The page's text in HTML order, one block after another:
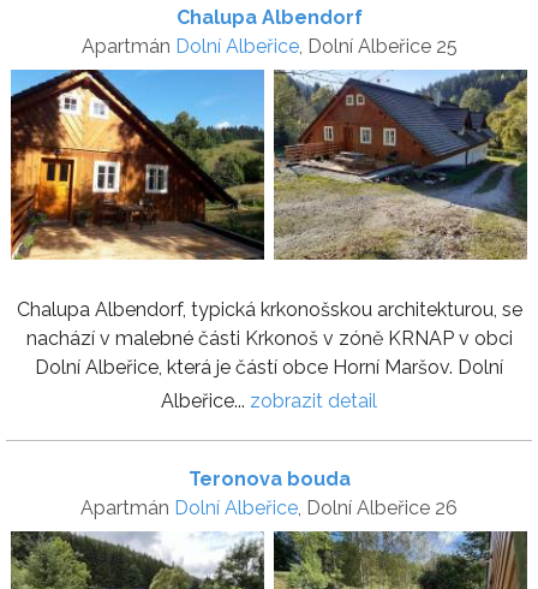
Chalupa Albendorf
Apartmán Dolní Albeřice, Dolní Albeřice 25
Chalupa Albendorf, typická krkonošskou architekturou, se
nachází v malebné části Krkonoš v zóně KRNAP v obci
Dolní Albeřice, která je částí obce Horní Maršov. Dolní
Albeřice... zobrazit detail
Teronova bouda
Apartmán Dolní Albeřice, Dolní Albeřice 26